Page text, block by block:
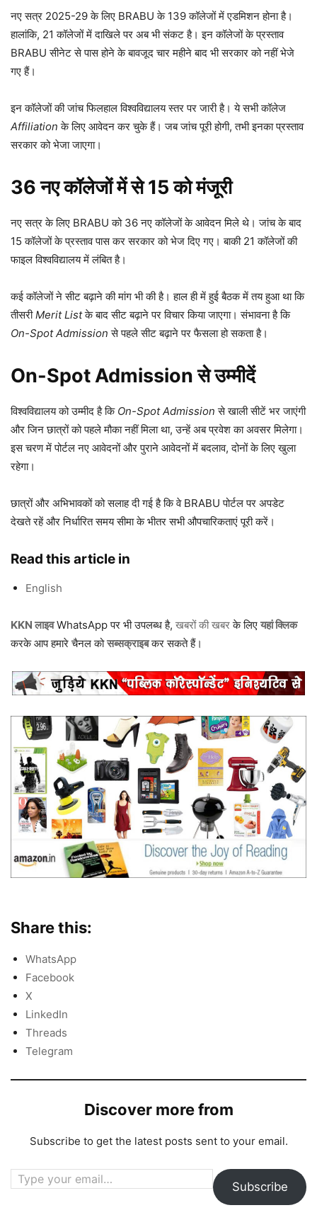
नए सत्र 2025-29 के लिए BRABU के 139 कॉलेजों में एडमिशन होना है।
हालांकि, 21 कॉलेजों में दाखिले पर अब भी संकट है। इन कॉलेजों के प्रस्ताव
BRABU सीनेट से पास होने के बावजूद चार महीने बाद भी सरकार को नहीं भेजे
गए हैं।
इन कॉलेजों की जांच फिलहाल विश्वविद्यालय स्तर पर जारी है। ये सभी कॉलेज
Affiliation के लिए आवेदन कर चुके हैं। जब जांच पूरी होगी, तभी इनका प्रस्ताव
सरकार को भेजा जाएगा।
36 नए कॉलेजों में से 15 को मंजूरी
नए सत्र के लिए BRABU को 36 नए कॉलेजों के आवेदन मिले थे। जांच के बाद
15 कॉलेजों के प्रस्ताव पास कर सरकार को भेज दिए गए। बाकी 21 कॉलेजों की
फाइल विश्वविद्यालय में लंबित है।
कई कॉलेजों ने सीट बढ़ाने की मांग भी की है। हाल ही में हुई बैठक में तय हुआ था कि
तीसरीMerit Listके बाद सीट बढ़ाने पर विचार किया जाएगा। संभावना है कि
On-Spot Admission से पहले सीट बढ़ाने पर फैसला हो सकता है।
On-Spot Admission से उम्मीदें
विश्वविद्यालय को उम्मीद है कि On-Spot Admission से खाली सीटें भर जाएंगी
और जिन छात्रों को पहले मौका नहीं मिला था, उन्हें अब प्रवेश का अवसर मिलेगा।
इस चरण में पोर्टल नए आवेदनों और पुराने आवेदनों में बदलाव, दोनों के लिए खुला
रहेगा।
छात्रों और अभिभावकों को सलाह दी गई है कि वे BRABU पोर्टल पर अपडेट
देखते रहें और निर्धारित समय सीमा के भीतर सभी औपचारिकताएं पूरी करें।
Read this article in
English
KKN लाइवWhatsApp पर भी उपलब्ध है, खबरों की खबरके लिए यहां क्लिक
करके आप हमारे चैनल कोसब्सक्राइबकर सकते हैं।
Share this:
WhatsApp
Facebook
X
LinkedIn
Threads
Telegram
Discover more from
Subscribe to get the latest posts sent to your email.
Type your email…
Subscribe